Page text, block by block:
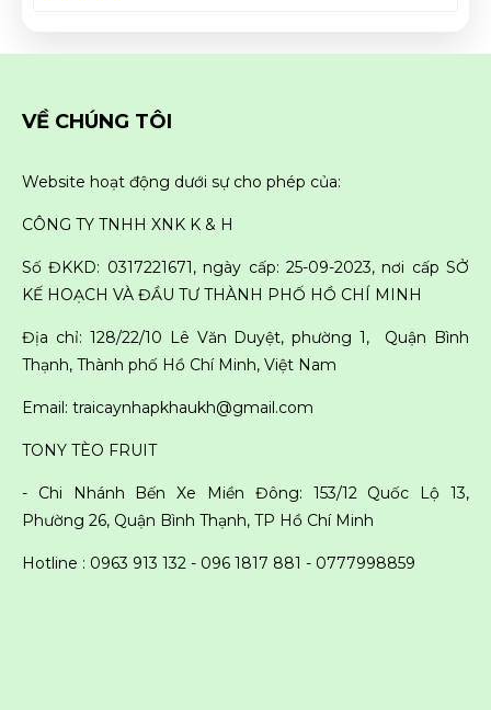
VỀ CHÚNG TÔI
Website hoạt động dưới sự cho phép của:
CÔNG TY TNHH XNK K & H
Số ĐKKD: 0317221671, ngày cấp: 25-09-2023, nơi cấp SỞ
KẾ HOẠCH VÀ ĐẦU TƯ THÀNH PHỐ HỒ CHÍ MINH
Địa chỉ: 128/22/10 Lê Văn Duyệt, phường 1, Quận Bình
Thạnh, Thành phố Hồ Chí Minh, Việt Nam
Email: traicaynhapkhaukh@gmail.com
TONY TÈO FRUIT
- Chi Nhánh Bến Xe Miền Đông: 153/12 Quốc Lộ 13,
Phường 26, Quận Bình Thạnh, TP Hồ Chí Minh
Hotline : 0963 913 132 - 096 1817 881 - 0777998859